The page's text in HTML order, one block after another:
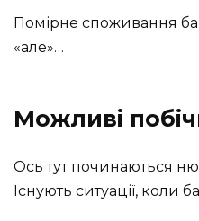
Помірне споживання
«але»…
Можливі
Ось тут починаються
Існують ситуації, коли